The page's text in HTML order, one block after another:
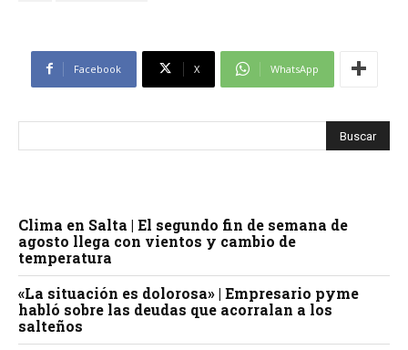
Facebook X WhatsApp
Clima en Salta | El segundo fin de semana de
agosto llega con vientos y cambio de
temperatura
«La situación es dolorosa» | Empresario pyme
habló sobre las deudas que acorralan a los
salteños